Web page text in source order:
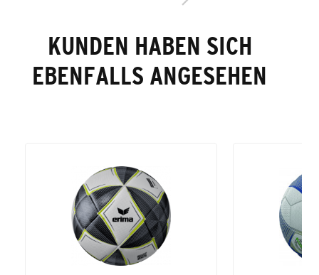
KUNDEN HABEN SICH
EBENFALLS ANGESEHEN